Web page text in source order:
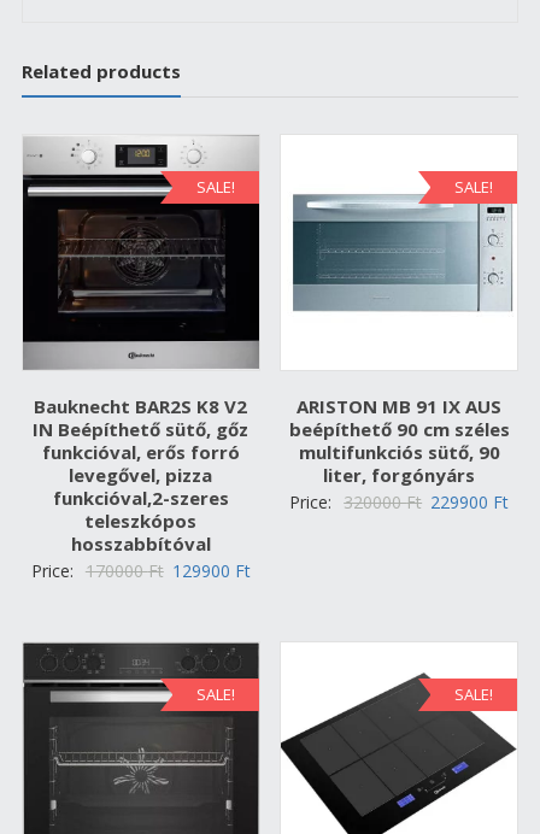
Related products
SALE!
Bauknecht BAR2S K8 V2
IN Beépíthető sütő, gőz
funkcióval, erős forró
levegővel, pizza
funkcióval,2-szeres
teleszkópos
hosszabbítóval
Price: 170000Ft Original
170000 Ft.
129900 FtCurrent
SALE!
ARISTON MB 91 IX AUS
beépíthető 90 cm széles
multifunkciós sütő, 90
liter, forgónyárs
Price: 320000Ft Original
229900 Ft
SALE! SALE!